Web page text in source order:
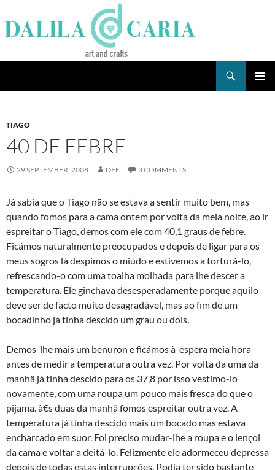
to
content
TIAGO
40 DE FEBRE
29 SEPTEMBER, 2008 DEE 3 COMMENTS
Já sabia que o Tiago não se estava a sentir muito bem, mas
quando fomos para a cama ontem por volta da meia noite, ao ir
espreitar o Tiago, demos com ele com 40,1 graus de febre.
Ficámos naturalmente preocupados e depois de ligar para os
meus sogros lá despimos o miúdo e estivemos a torturá-lo,
refrescando-o com uma toalha molhada para lhe descer a
temperatura. Ele ginchava desesperadamente porque aquilo
deve ser de facto muito desagradável, mas ao fim de um
bocadinho já tinha descido um grau ou dois.
Demos-lhe mais um benuron e ficámos à espera meia hora
antes de medir a temperatura outra vez. Por volta da uma da
manhã já tinha descido para os 37,8 por isso vestimo-lo
novamente, com uma roupa um pouco mais fresca do que o
pijama. à€s duas da manhã fomos espreitar outra vez. A
temperatura já tinha descido mais um bocado mas estava
encharcado em suor. Foi preciso mudar-lhe a roupa e o lençol
da cama e voltar a deitá-lo. Felizmente ele adormeceu depressa
depois de todas estas interrupções. Podia ter sido bastante